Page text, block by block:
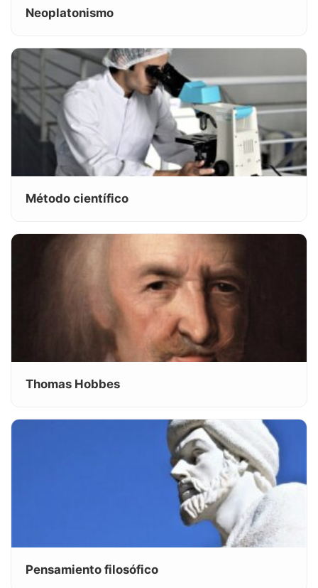
Neoplatonismo
Método científico
Thomas Hobbes
Pensamiento filosófico